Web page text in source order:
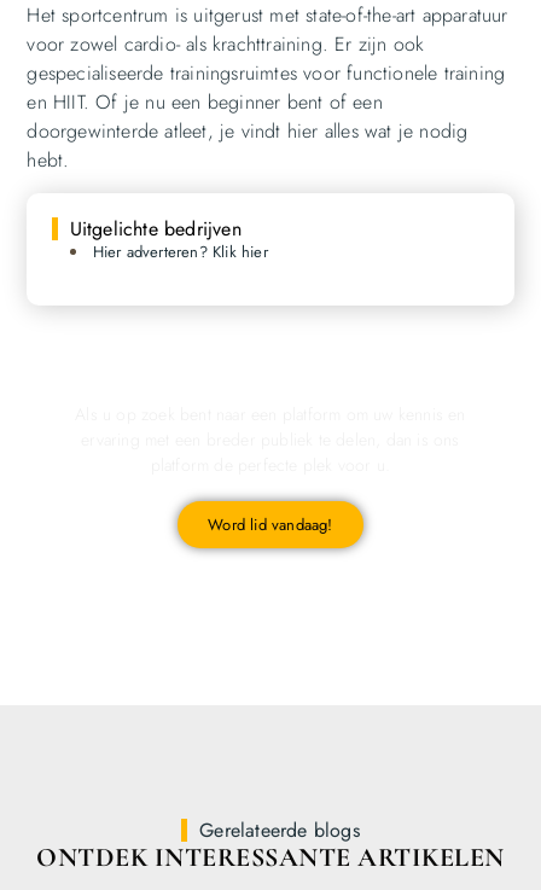
Het sportcentrum is uitgerust met state-of-the-art apparatuur
voor zowel cardio- als krachttraining. Er zijn ook
gespecialiseerde trainingsruimtes voor functionele training
en HIIT. Of je nu een beginner bent of een
doorgewinterde atleet, je vindt hier alles wat je nodig
hebt.
Uitgelichte bedrijven
Hier adverteren? Klik hier
Word lid vandaag!
Gerelateerde blogs
ONTDEK INTERESSANTE ARTIKELEN